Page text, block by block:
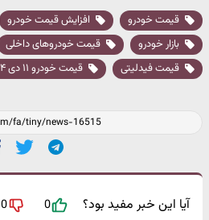
قیمت خودرو افزایش قیمت خودرو
بازار خودرو
قیمت خودروهای داخلی
قیمت فیدلیتی
قیمت خودرو ۱۱ دی ۱۴۰۴
آیا این خبر مفید بود؟ 0
0